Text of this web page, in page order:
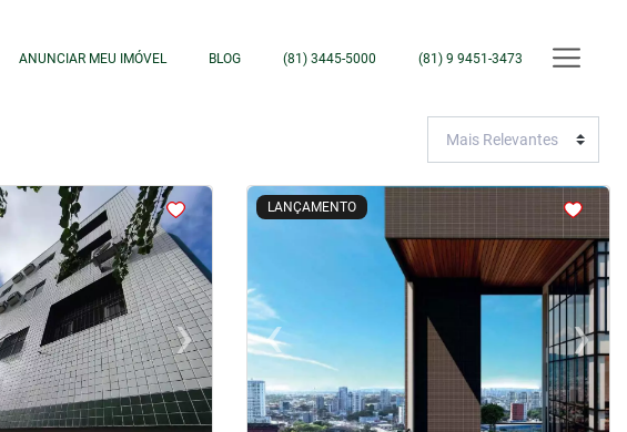
ANUNCIAR MEU IMÓVEL BLOG (81) 3445-5000 (81) 9 9451-3473
›Next
LANÇAMENTO
< <<<
‹Previous ›Next